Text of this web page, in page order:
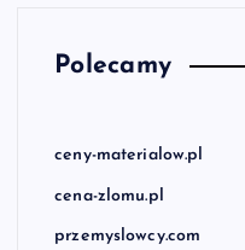
Polecamy
ceny-materialow.pl
cena-zlomu.pl
przemyslowcy.com